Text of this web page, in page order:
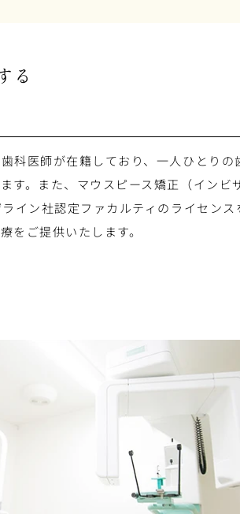
る
科医師が在籍しており、一人ひとりの
。また、マウスピース矯正（インビ
イン社認定ファカルティのライセンス
をご提供いたします。